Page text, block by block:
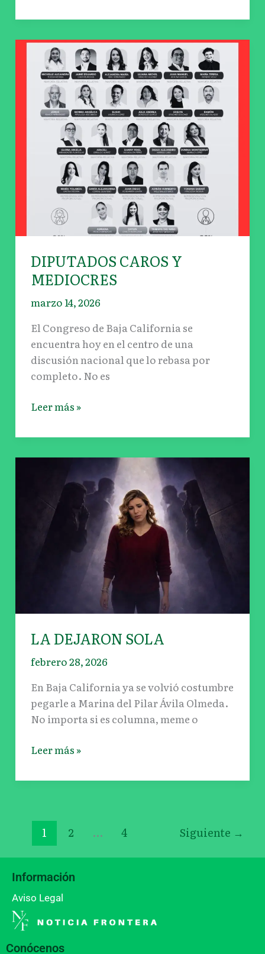
DIPUTADOS CAROS Y
MEDIOCRES
marzo 14, 2026
El Congreso de Baja California se
encuentra hoy en el centro de una
discusión nacional que lo rebasa por
completo. No es
DIPUTADOS
CAROS
MEDIOCRES
Leer más »
LA DEJARON SOLA
febrero 28, 2026
En Baja California ya se volvió costumbre
pegarle a Marina del Pilar Ávila Olmeda.
No importa si es columna, meme o
DEJARON
Leer más »
1 2 … 4 Siguiente →
Información
Aviso Legal
Conócenos